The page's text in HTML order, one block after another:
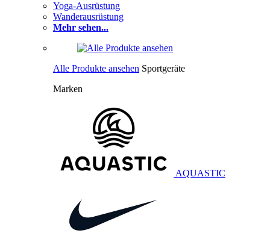
Yoga-Ausrüstung
Wanderausrüstung
Mehr sehen...
Alle Produkte ansehen Sportgeräte
Marken
AQUASTIC